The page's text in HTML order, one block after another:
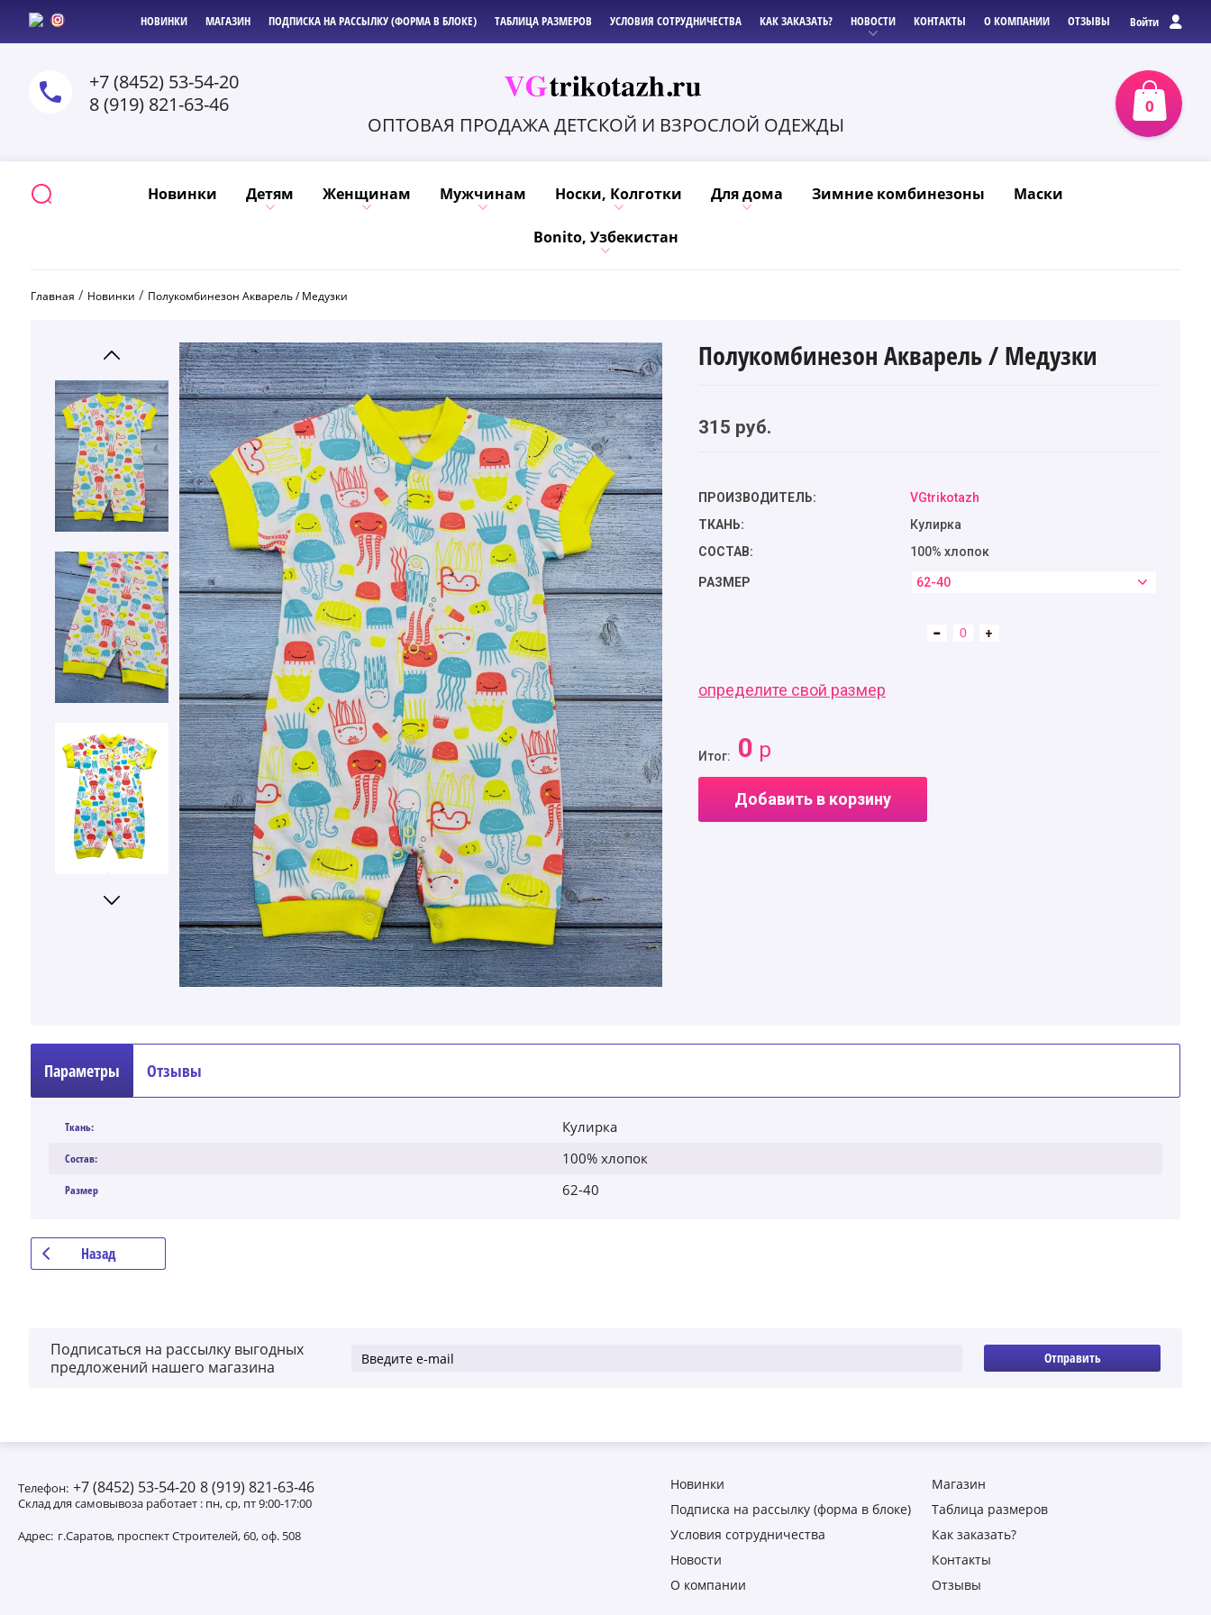
НОВИНКИ МАГАЗИН ПОДПИСКА НА РАССЫЛКУ (ФОРМА В БЛОКЕ) ТАБЛИЦА РАЗМЕРОВ УСЛОВИЯ СОТРУДНИЧЕСТВА КАК ЗАКАЗАТЬ? НОВОСТИ КОНТАКТЫ О КОМПАНИИ ОТЗЫВЫ Войти
+7 (8452) 53-54-20
8 (919) 821-63-46
ОПТОВАЯ ПРОДАЖА ДЕТСКОЙ И ВЗРОСЛОЙ ОДЕЖДЫ
0
Новинки Детям Женщинам Мужчинам Носки, Колготки Для дома Зимние комбинезоны Маски
Bonito, Узбекистан
Главная / Новинки / Полукомбинезон Акварель / Медузки
Полукомбинезон Акварель / Медузки
315 руб.
ПРОИЗВОДИТЕЛЬ:
VGtrikotazh
ТКАНЬ:
Кулирка
СОСТАВ:
100% хлопок
РАЗМЕР 62-40
определите свой размер
Итог: 0 р
Добавить в корзину
Параметры Отзывы
Ткань: Кулирка
Состав: 100% хлопок
Размер 62-40
Назад
Подписаться на рассылку выгодных
предложений нашего магазина
Отправить
Телефон: +7 (8452) 53-54-20 8 (919) 821-63-46
Склад для самовывоза работает : пн, ср, пт 9:00-17:00
Адрес: г.Саратов, проспект Строителей, 60, оф. 508
Новинки
Магазин
Подписка на рассылку (форма в блоке)
Таблица размеров
Условия сотрудничества
Как заказать?
Новости
Контакты
О компании
Отзывы